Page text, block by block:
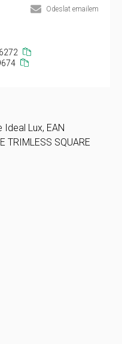
Odeslat emailem
Ideal Lux, EAN
SQUARE